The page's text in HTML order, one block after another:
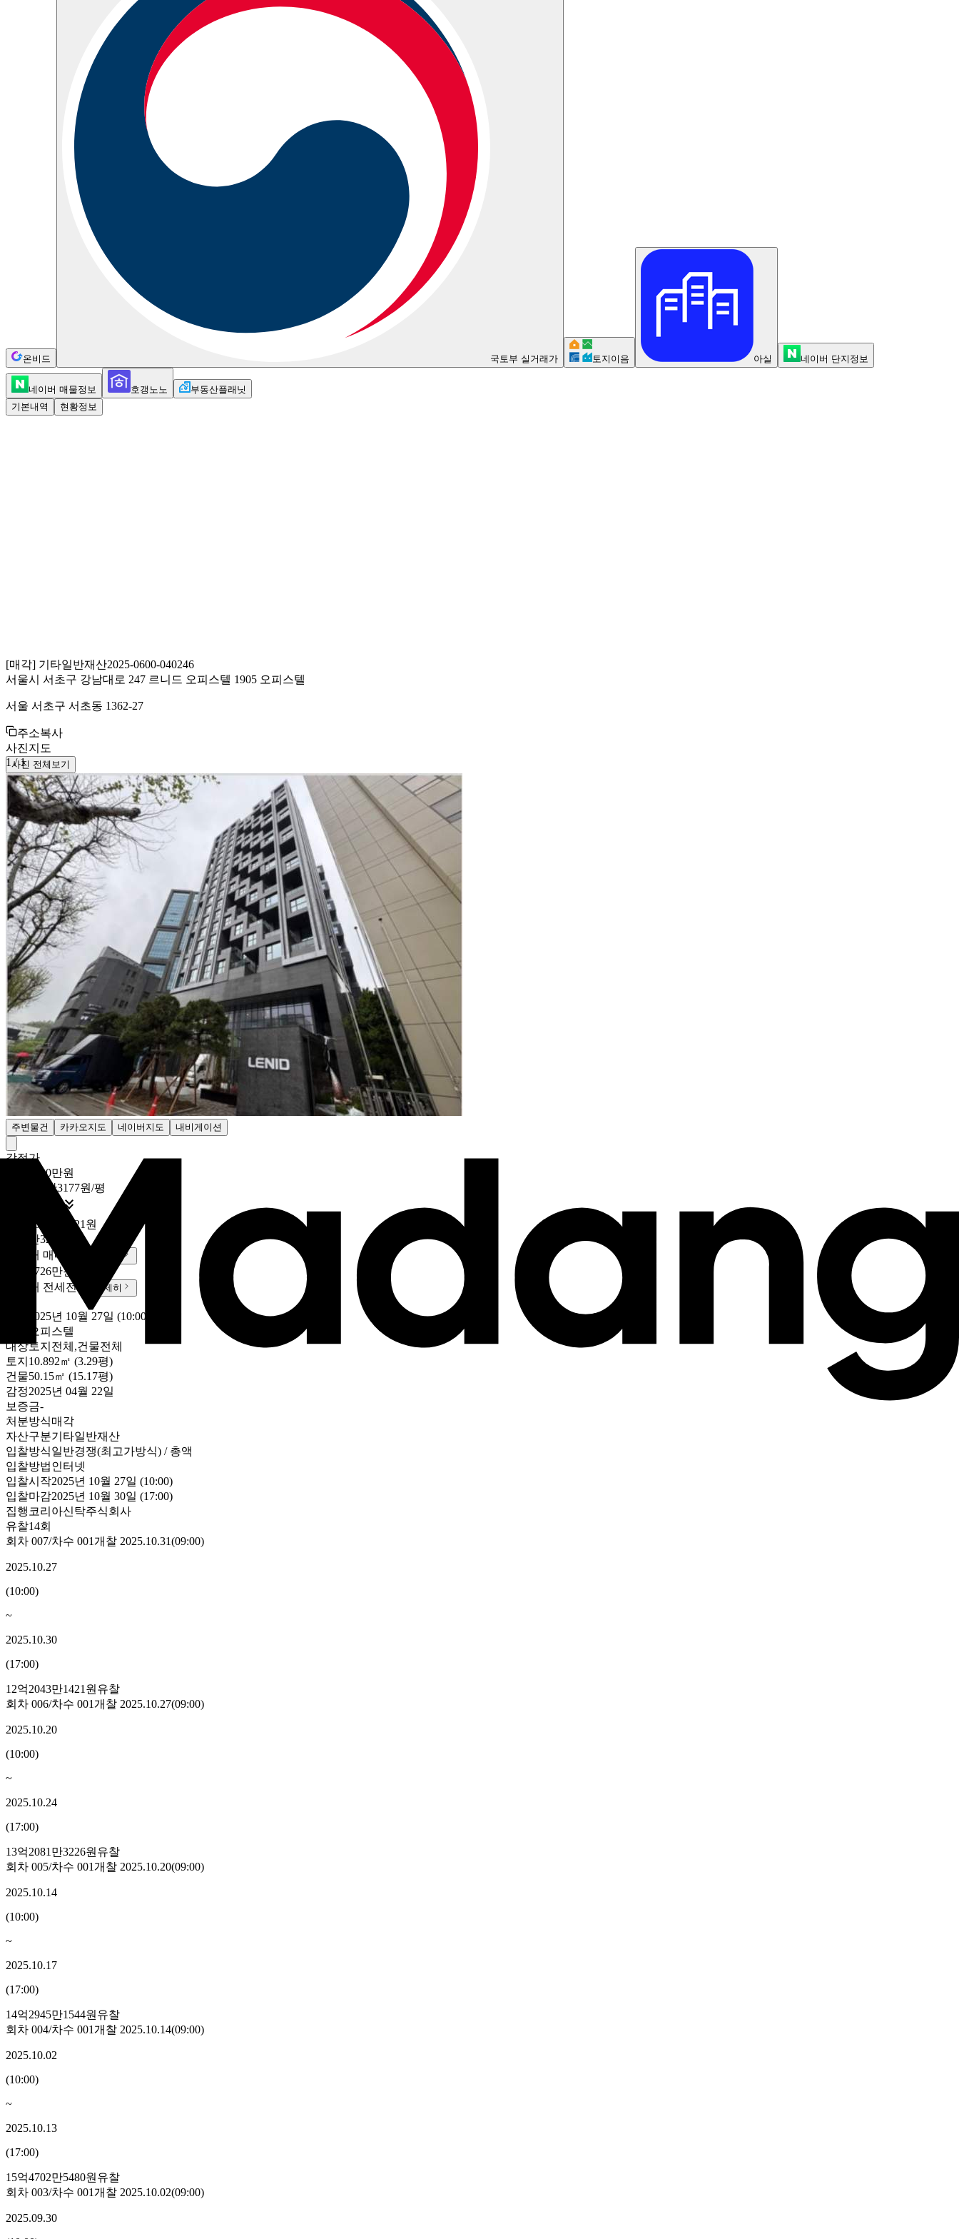
온비드 국토부 실거래가 토지이음 아실 네이버 단지정보
네이버 매물정보 호갱노노
부동산플래닛
기본내역
현황정보
[매각] 기타일반재산2025-0600-040246
서울시 서초구 강남대로 247 르니드 오피스텔 1905 오피스텔
서울 서초구 서초동 1362-27
주소복사
사진지도
1 /1
사진 전체보기
주변물건 카카오지도 네이버지도 내비게이션
감정가
19억5000만원
1억2854만3177원/평

12억2043만1421원
8045만324원/평
실거래 매매
10억8726만원
실거래 전세 전세 자세히
2025년 10월 27일 (10:00)
오피스텔
대상토지전체,건물전체
토지 10.892㎡ (3.29평)
건물50.15㎡ (15.17평)
감정2025년 04월 22일
보증금-
처분방식매각
자산구분기타일반재산
입찰방식일반경쟁(최고가방식) / 총액
입찰방법인터넷
입찰시작2025년 10월 27일 (10:00)
입찰마감2025년 10월 30일 (17:00)
집행 코리아신탁주식회사
유찰14회
회차 007/차수 001개찰 2025.10.31(09:00)
2025.10.27
(10:00)
~
2025.10.30
(17:00)
12억2043만1421원 유찰
회차 006/차수 001개찰 2025.10.27(09:00)
2025.10.20
(10:00)
~
2025.10.24
(17:00)
13억2081만3226원 유찰
회차 005/차수 001개찰 2025.10.20(09:00)
2025.10.14
(10:00)
~
2025.10.17
(17:00)
14억2945만1544원 유찰
회차 004/차수 001개찰 2025.10.14(09:00)
2025.10.02
(10:00)
~
2025.10.13
(17:00)
15억4702만5480원 유찰
회차 003/차수 001개찰 2025.10.02(09:00)
2025.09.30